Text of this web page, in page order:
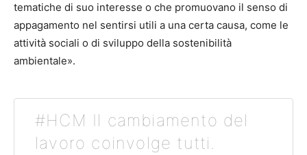
tematiche di suo interesse o che promuovano il senso di
appagamento nel sentirsi utili a una certa causa, come le
attività sociali o di sviluppo della sostenibilità
ambientale».
#HCM Il cambiamento del
lavoro coinvolge tutti.